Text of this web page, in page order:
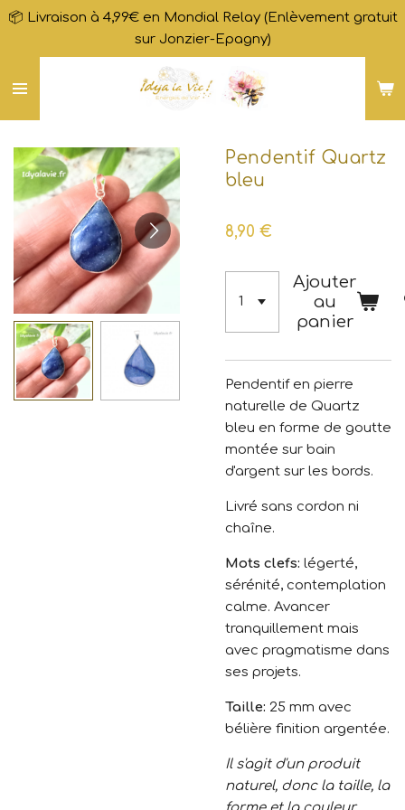
Passer
contenu
principal
📦 Livraison à 4,99€ en Mondial Relay (Enlèvement gratuit
sur Jonzier-Epagny)
Pendentif Quartz
bleu
8,90 €
Ajouter
au
panier
Pendentif en pierre
naturelle de Quartz
bleu en forme de goutte
montée sur bain
d'argent sur les bords.
Livré sans cordon ni
chaîne.
Mots clefs: légerté,
sérénité, contemplation
calme. Avancer
tranquillement mais
avec pragmatisme dans
ses projets.
Taille: 25 mm avec
bélière finition argentée.
Il s'agit d'un produit
naturel, donc la taille, la